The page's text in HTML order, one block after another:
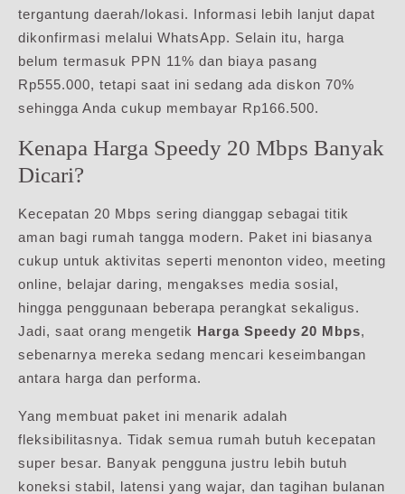
tergantung daerah/lokasi. Informasi lebih lanjut dapat
dikonfirmasi melalui WhatsApp. Selain itu, harga
belum termasuk PPN 11% dan biaya pasang
Rp555.000, tetapi saat ini sedang ada diskon 70%
sehingga Anda cukup membayar Rp166.500.
Kenapa Harga Speedy 20 Mbps Banyak
Dicari?
Kecepatan 20 Mbps sering dianggap sebagai titik
aman bagi rumah tangga modern. Paket ini biasanya
cukup untuk aktivitas seperti menonton video, meeting
online, belajar daring, mengakses media sosial,
hingga penggunaan beberapa perangkat sekaligus.
Jadi, saat orang mengetik Harga Speedy 20 Mbps,
sebenarnya mereka sedang mencari keseimbangan
antara harga dan performa.
Yang membuat paket ini menarik adalah
fleksibilitasnya. Tidak semua rumah butuh kecepatan
super besar. Banyak pengguna justru lebih butuh
koneksi stabil, latensi yang wajar, dan tagihan bulanan